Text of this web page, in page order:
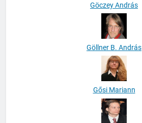
Göczey András
Göllner B. András
Gősi Mariann